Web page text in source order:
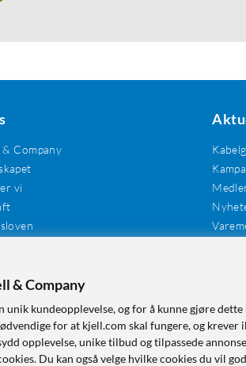
& Company
vi
& Company
unik kundeopplevelse, og for å kunne gjøre
for at kjell.com skal fungere, og krever
opplevelse, unike tilbud og tilpassede
Du kan også velge hvilke cookies du vil